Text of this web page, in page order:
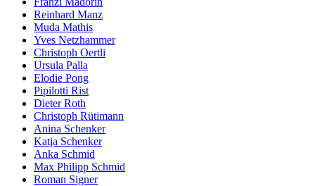
Reinhard Manz
Muda Mathis
Yves Netzhammer
Christoph Oertli
Ursula Palla
Elodie Pong
Pipilotti Rist
Dieter Roth
Christoph Rütimann
Anina Schenker
Katja Schenker
Anka Schmid
Max Philipp Schmid
Roman Signer